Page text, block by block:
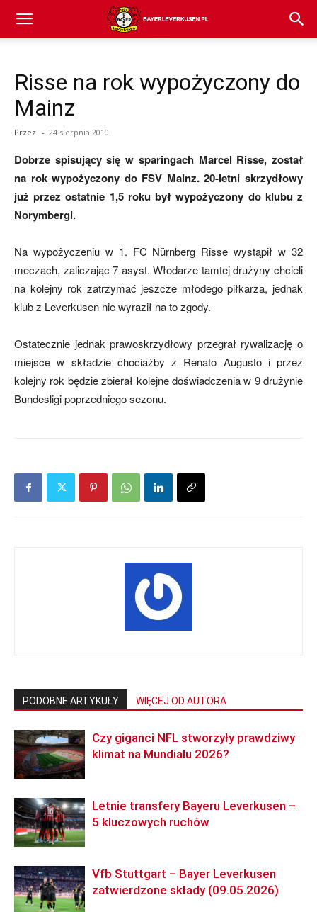
Bayer
aktualności
(transfery,
mecze,
Risse na rok wypożyczony do
Mainz
Przez - 24 sierpnia 2010
Dobrze spisujący się w sparingach Marcel Risse, został
na rok wypożyczony do FSV Mainz. 20-letni skrzydłowy
już przez ostatnie 1,5 roku był wypożyczony do klubu z
Norymbergi.
Na wypożyczeniu w 1. FC Nürnberg Risse wystąpił w 32
meczach, zaliczając 7 asyst. Włodarze tamtej drużyny chcieli
na kolejny rok zatrzymać jeszcze młodego piłkarza, jednak
klub z Leverkusen nie wyraził na to zgody.
Ostatecznie jednak prawoskrzydłowy przegrał rywalizację o
miejsce w składzie chociażby z Renato Augusto i przez
kolejny rok będzie zbierał kolejne doświadczenia w 9 drużynie
Bundesligi poprzedniego sezonu.
PODOBNE ARTYKUŁY WIĘCEJ OD AUTORA
Czy giganci NFL stworzyły prawdziwy
klimat na Mundialu 2026?
Letnie transfery Bayeru Leverkusen –
5 kluczowych ruchów
Vfb Stuttgart – Bayer Leverkusen
zatwierdzone składy (09.05.2026)